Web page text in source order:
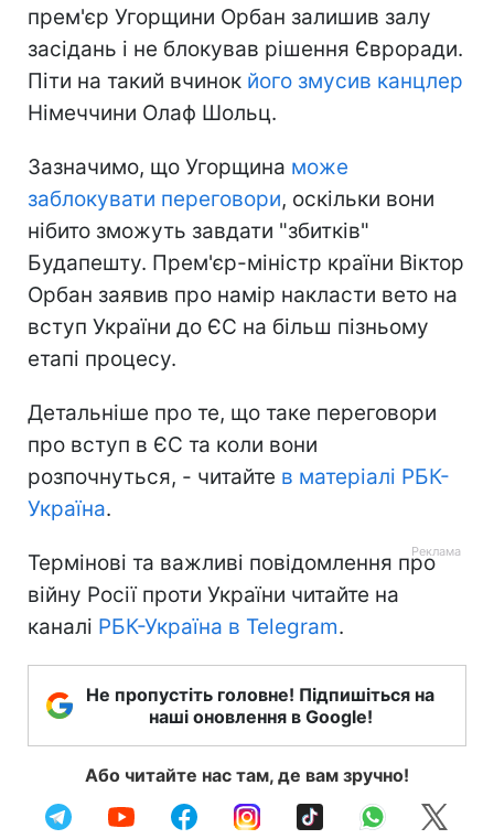
прем'єр Угорщини Орбан залишив залу
засідань і не блокував рішення Євроради.
Піти на такий вчинок його змусив канцлер
Німеччини Олаф Шольц.
Зазначимо, що Угорщина може
заблокувати переговори, оскільки вони
нібито зможуть завдати "збитків"
Будапешту. Прем'єр-міністр країни Віктор
Орбан заявив про намір накласти вето на
вступ України до ЄС на більш пізньому
етапі процесу.
Детальніше про те, що таке переговори
про вступ в ЄС та коли вони
розпочнуться, - читайте в матеріалі РБК-
Україна.
Термінові та важливі повідомлення про
війну Росії проти України читайте на
каналі РБК-Україна в Telegram.
Не пропустіть головне! Підпишіться на
наші оновлення в Google!
Або читайте нас там, де вам зручно!